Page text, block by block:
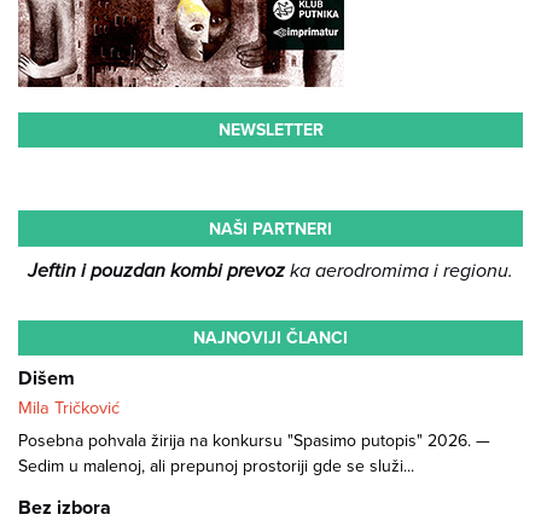
NEWSLETTER
NAŠI PARTNERI
Jeftin i pouzdan kombi prevozka aerodromima i regionu.
NAJNOVIJI ČLANCI
Dišem
Mila Tričković
Posebna pohvala žirija na konkursu "Spasimo putopis" 2026. —
Sedim u malenoj, ali prepunoj prostoriji gde se služi...
Bez izbora